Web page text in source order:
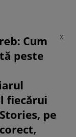
X
Cum
peste
fiecărui
pe